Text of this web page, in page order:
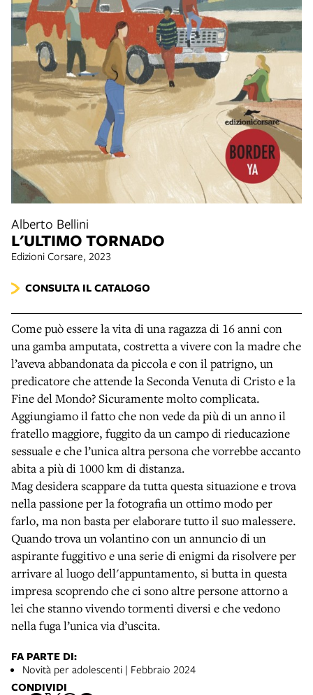
Alberto Bellini
L'ULTIMO TORNADO
Edizioni Corsare, 2023
CONSULTA IL CATALOGO
Come può essere la vita di una ragazza di 16 anni con
una gamba amputata, costretta a vivere con la madre che
l’aveva abbandonata da piccola e con il patrigno, un
predicatore che attende la Seconda Venuta di Cristo e la
Fine del Mondo? Sicuramente molto complicata.
Aggiungiamo il fatto che non vede da più di un anno il
fratello maggiore, fuggito da un campo di rieducazione
sessuale e che l’unica altra persona che vorrebbe accanto
abita a più di 1000 km di distanza.
Mag desidera scappare da tutta questa situazione e trova
nella passione per la fotografia un ottimo modo per
farlo, ma non basta per elaborare tutto il suo malessere.
Quando trova un volantino con un annuncio di un
aspirante fuggitivo e una serie di enigmi da risolvere per
arrivare al luogo dell'appuntamento, si butta in questa
impresa scoprendo che ci sono altre persone attorno a
lei che stanno vivendo tormenti diversi e che vedono
nella fuga l’unica via d’uscita.
FA PARTE DI:
Novità per adolescenti | Febbraio 2024
CONDIVIDI